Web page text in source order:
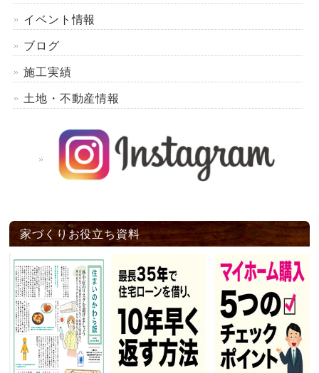
イベント情報
ブログ
施工実績
土地・不動産情報
家づくりお役立ち資料